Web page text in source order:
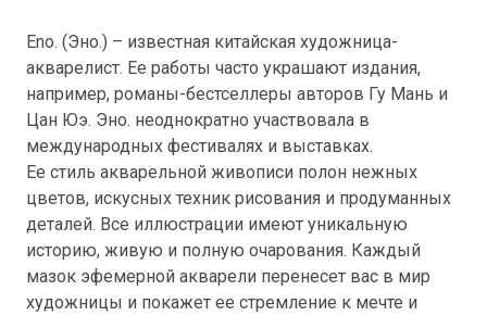
Eno. (Эно.) – известная китайская художница-
акварелист. Ее работы часто украшают издания,
например, романы-бестселлеры авторов Гу Мань и
Цан Юэ. Эно. неоднократно участвовала в
международных фестивалях и выставках.
Ее стиль акварельной живописи полон нежных
цветов, искусных техник рисования и продуманных
деталей. Все иллюстрации имеют уникальную
историю, живую и полную очарования. Каждый
мазок эфемерной акварели перенесет вас в мир
художницы и покажет ее стремление к мечте и